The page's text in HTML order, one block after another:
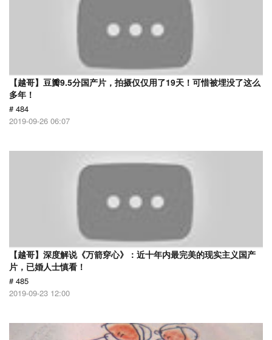
【越哥】豆瓣9.5分国产片，拍摄仅仅用了19天！可惜被埋没了这么
多年！
# 484
2019-09-26 06:07
【越哥】深度解说《万箭穿心》：近十年内最完美的现实主义国产
片，已婚人士慎看！
# 485
2019-09-23 12:00